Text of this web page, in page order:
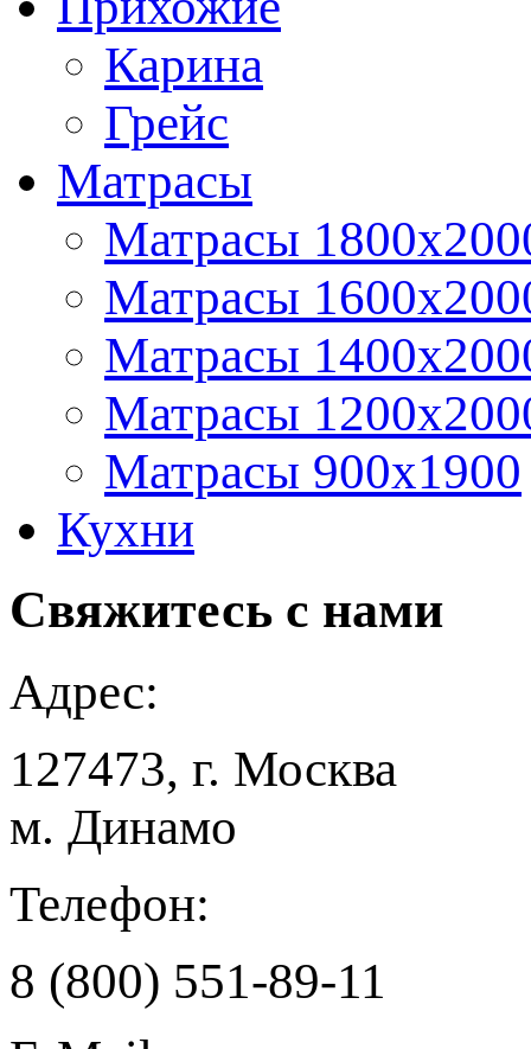
Карина
Грейс
Матрасы
Матрасы
Матрасы
Матрасы
Матрасы
Матрасы 900x1900
Кухни
Свяжитесь с нами
Адрес:
127473, г. Москва
м. Динамо
Телефон:
8 (800) 551-89-11